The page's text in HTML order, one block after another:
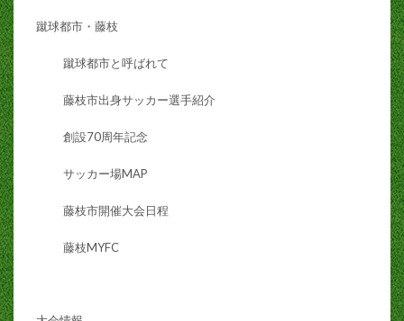
蹴球都市・藤枝
蹴球都市と呼ばれて
藤枝市出身サッカー選手紹介
創設70周年記念
サッカー場MAP
藤枝市開催大会日程
藤枝MYFC